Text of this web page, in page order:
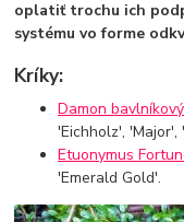
oplatiť trochu ich
systému vo forme
Kríky:
Damon bavlníkový
'Eichholz',
Etuonymus
'Emerald Gold'.